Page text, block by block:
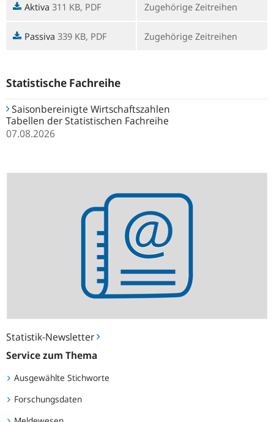
Statistik-Newsletter
Service zum Thema
Ausgewählte Stichworte
Forschungsdaten
Aktiva 311 KB, PDF Zugehörige Zeitreihen
Passiva 339 KB, PDF Zugehörige Zeitreihen
Statistische Fachreihe
Saisonbereinigte Wirtschaftszahlen
Tabellen der Statistischen Fachreihe
07.08.2026